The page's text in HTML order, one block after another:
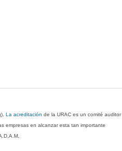
La acreditación de la URAC es un comité auditor
empresas en alcanzar esta tan importante